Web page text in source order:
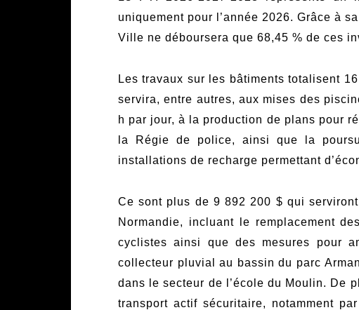
uniquement pour l’année 2026. Grâce à
Ville ne déboursera que 68,45 % de ces
Les travaux sur les bâtiments totalisent
servira, entre autres, aux mises des
h par jour, à la production de plans pour
la Régie de police, ainsi que la
installations de recharge permettant
Ce sont plus de 9 892 200 $ qui
Normandie, incluant le remplacement
cyclistes ainsi que des mesures pour
collecteur pluvial au bassin du parc
dans le secteur de l’école du Moulin. De
transport actif sécuritaire, notamment